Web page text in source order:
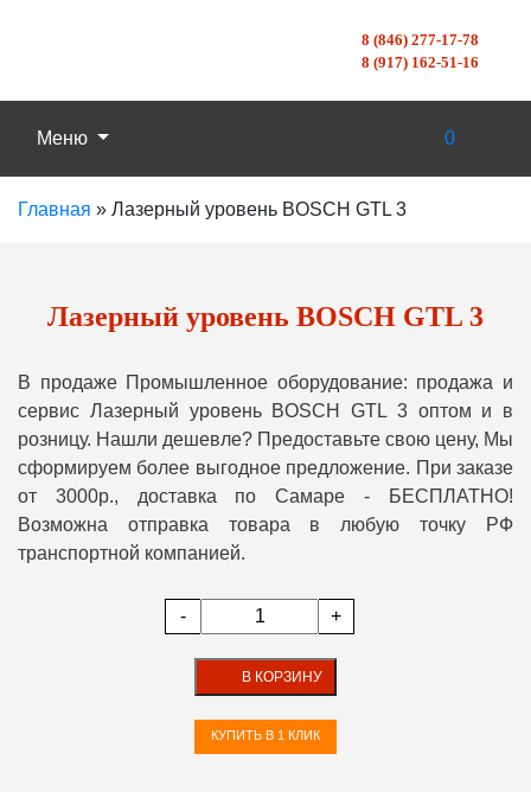
8 (846) 277-17-78
8 (917) 162-51-16
Меню 0
Главная » Лазерный уровень BOSCH GTL 3
Лазерный уровень BOSCH GTL 3
В продаже Промышленное оборудование: продажа и
сервис Лазерный уровень BOSCH GTL 3 оптом и в
розницу. Нашли дешевле? Предоставьте свою цену, Мы
сформируем более выгодное предложение. При заказе
от 3000р., доставка по Самаре - БЕСПЛАТНО!
Возможна отправка товара в любую точку РФ
транспортной компанией.
- +
В КОРЗИНУ
КУПИТЬ В 1 КЛИК